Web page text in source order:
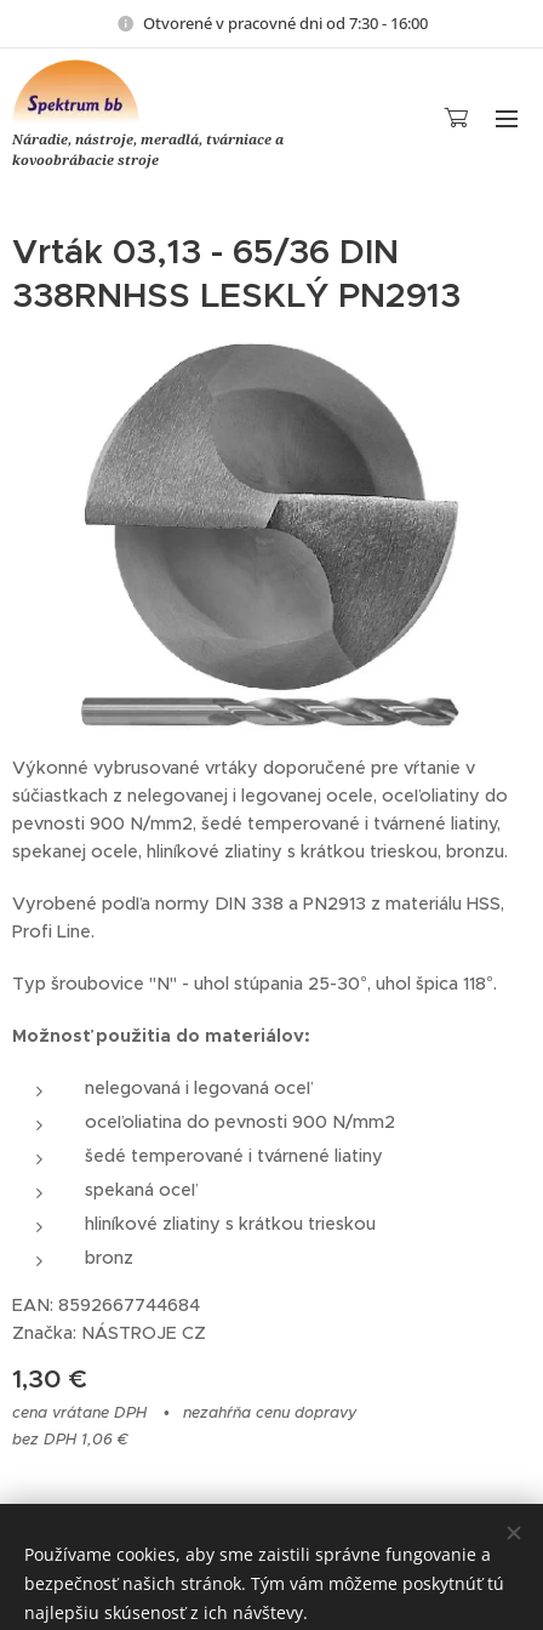
Otvorené v pracovné dni od 7:30 - 16:00
Náradie, nástroje, meradlá, tvárniace a
kovoobrábacie stroje
Vrták 03,13 - 65/36 DIN
338RNHSS LESKLÝ PN2913
Výkonné vybrusované vrtáky doporučené pre vŕtanie v
súčiastkach z nelegovanej i legovanej ocele, oceľoliatiny do
pevnosti 900 N/mm2, šedé temperované i tvárnené liatiny,
spekanej ocele, hliníkové zliatiny s krátkou trieskou, bronzu.
Vyrobené podľa normy DIN 338 a PN2913 z materiálu HSS,
Profi Line.
Typ šroubovice "N" - uhol stúpania 25-30°, uhol špica 118°.
Možnosťpoužitia do materiálov:
nelegovaná i legovaná oceľ
oceľoliatina do pevnosti 900 N/mm2
šedé temperované i tvárnené liatiny
spekaná oceľ
hliníkové zliatiny s krátkou trieskou
bronz
EAN: 8592667744684
Značka: NÁSTROJE CZ
1,30 €
cena vrátane DPH
nezahŕňa cenu dopravy
bez DPH 1,06 €
© 2023 Všetky práva vyhradené
Cookies
Používame cookies, aby sme zaistili správne fungovanie a
bezpečnosť našich stránok. Tým vám môžeme poskytnúť tú
najlepšiu skúsenosť z ich návštevy.